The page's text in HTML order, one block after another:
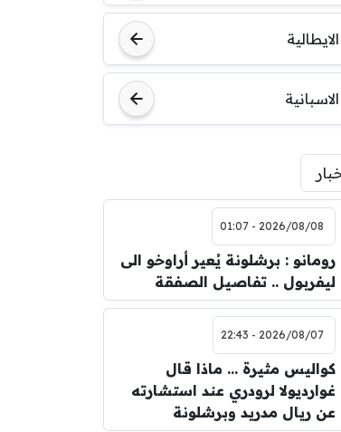
مباراة ودية
برشلونة
2026/08/08 - 01:07
رومانو : برشلونة يُعير أراوخو الى
ليفربول .. تفاصيل الصفقة
2026/08/07 - 22:43
كواليس مثيرة … ماذا قال
غوارديولا لرودري عند استشارته
عن ريال مدريد وبرشلونة